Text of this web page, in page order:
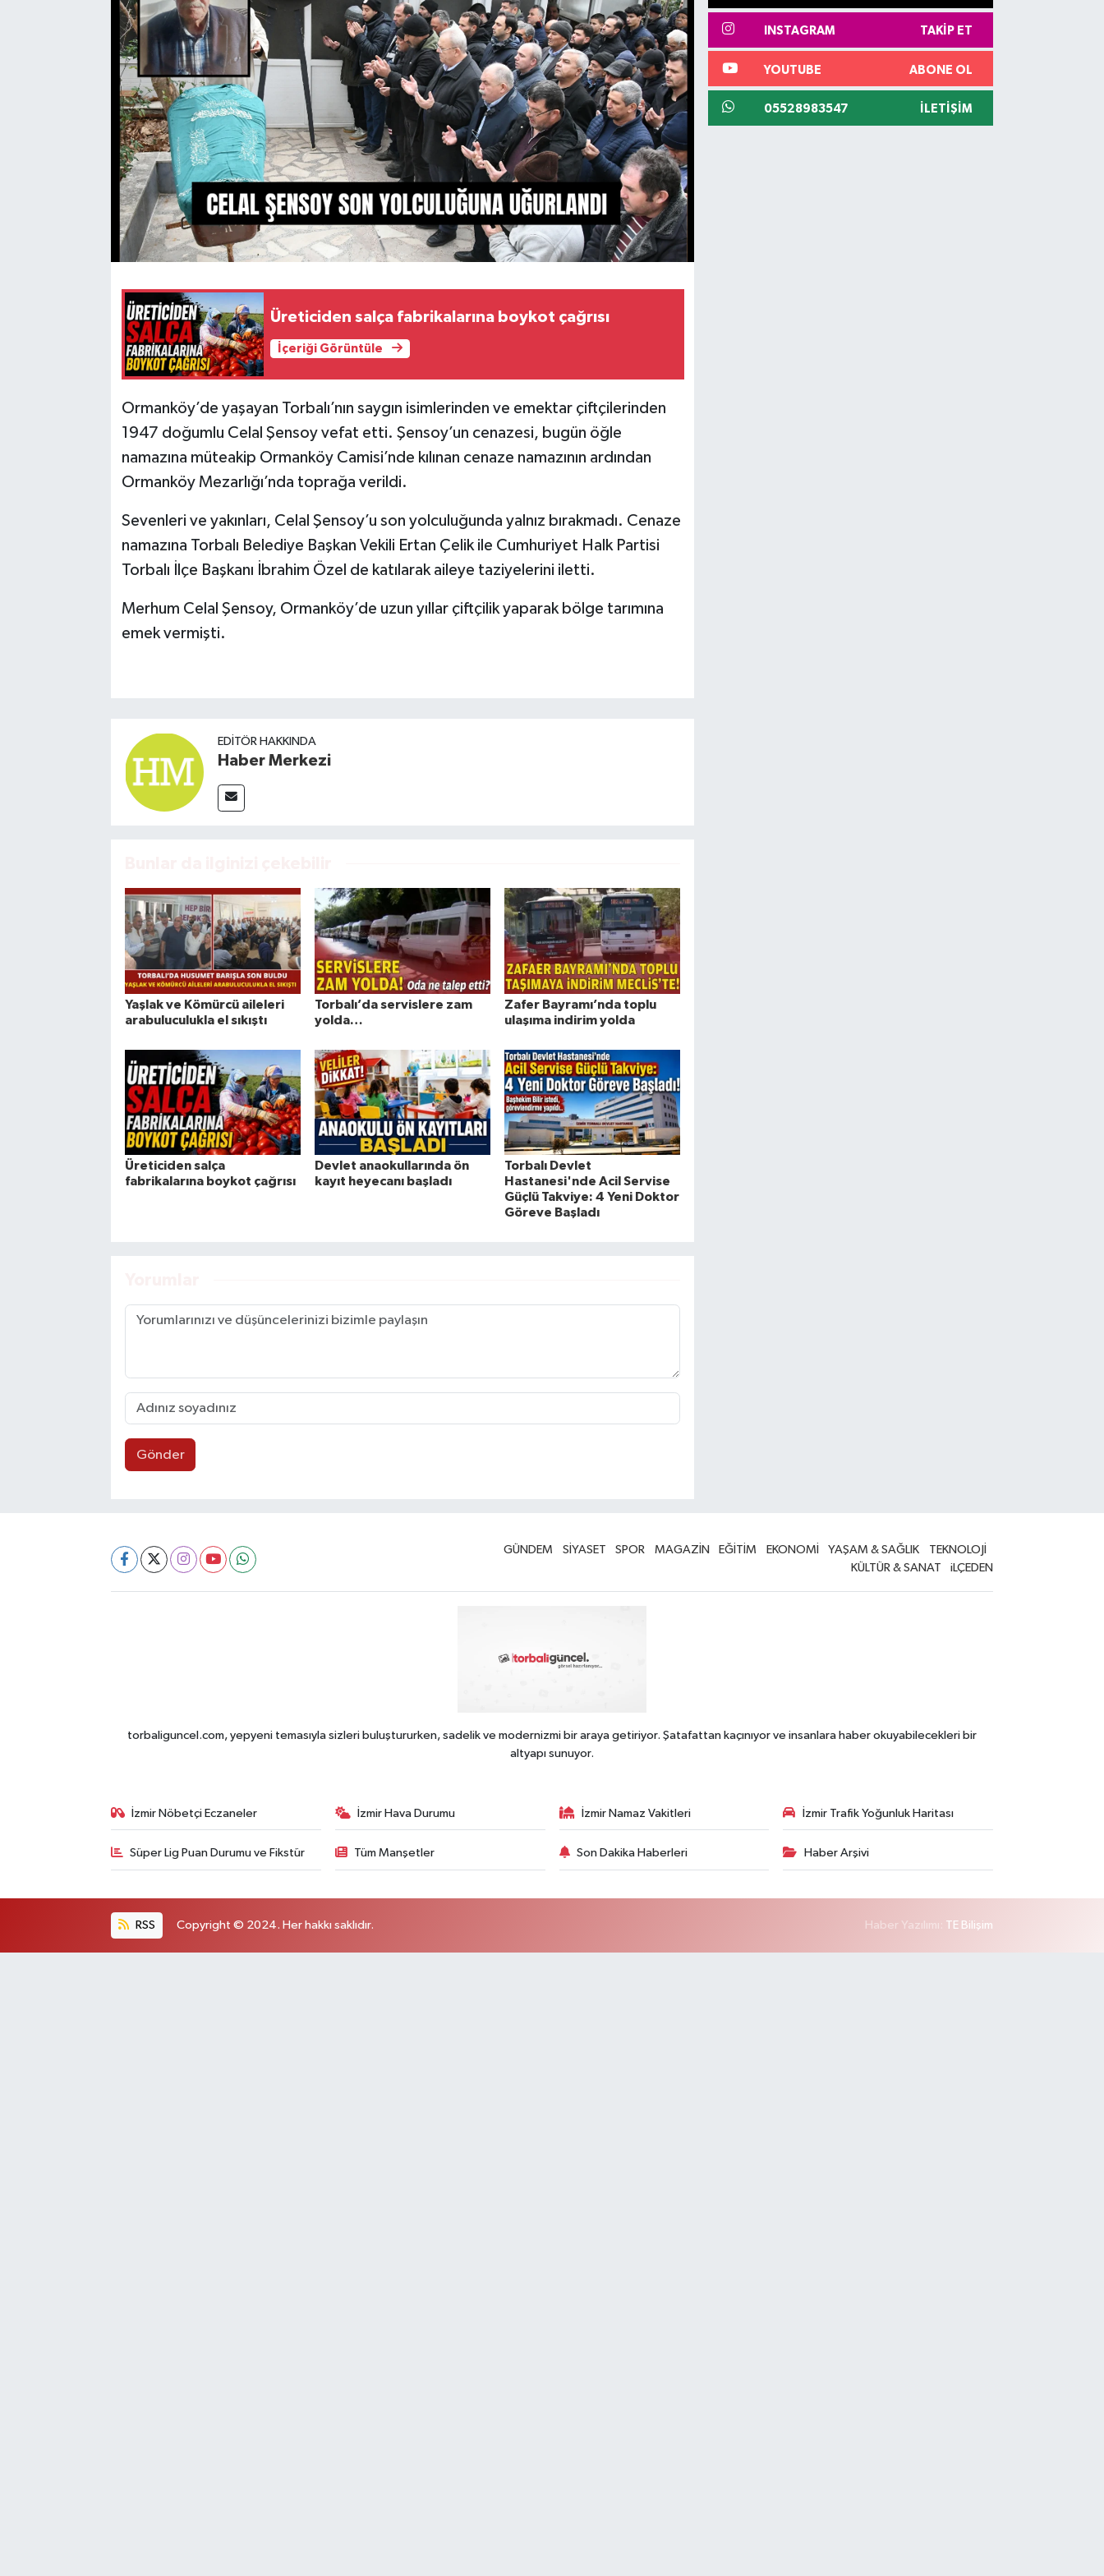
Üreticiden salça fabrikalarına boykot çağrısı
İçeriği Görüntüle
Ormanköy’de yaşayan Torbalı’nın saygın isimlerinden ve emektar çiftçilerinden
1947 doğumlu Celal Şensoy vefat etti. Şensoy’un cenazesi, bugün öğle
namazına müteakip Ormanköy Camisi’nde kılınan cenaze namazının ardından
Ormanköy Mezarlığı’nda toprağa verildi.
Sevenleri ve yakınları, Celal Şensoy’u son yolculuğunda yalnız bırakmadı. Cenaze
namazına Torbalı Belediye Başkan Vekili Ertan Çelik ile Cumhuriyet Halk Partisi
Torbalı İlçe Başkanı İbrahim Özel de katılarak aileye taziyelerini iletti.
Merhum Celal Şensoy, Ormanköy’de uzun yıllar çiftçilik yaparak bölge tarımına
emek vermişti.
EDITÖR HAKKINDA
Haber Merkezi
Yaşlak ve Kömürcü aileleri
arabuluculukla el sıkıştı
Torbalı’da servislere zam
yolda…
Zafer Bayramı’nda toplu
ulaşıma indirim yolda
Üreticiden salça
fabrikalarına boykot çağrısı
Devlet anaokullarında ön
kayıt heyecanı başladı
Torbalı Devlet
Hastanesi'nde Acil Servise
Güçlü Takviye: 4 Yeni Doktor
Göreve Başladı
Gönder
INSTAGRAM TAKIP ET
YOUTUBE ABONE OL
05528983547 İLETIŞIM
GÜNDEM SİYASET SPOR MAGAZİN EĞİTİM EKONOMİ YAŞAM & SAĞLIK
TEKNOLOJİ
KÜLTÜR & SANAT
iLÇEDEN
torbaliguncel.com, yepyeni temasıyla sizleri buluştururken, sadelik ve modernizmi bir araya getiriyor. Şatafattan kaçınıyor ve insanlara haber okuyabilecekleri bir
altyapı sunuyor.
İzmir Nöbetçi Eczaneler İzmir Hava Durumu İzmir Namaz Vakitleri İzmir Trafik Yoğunluk Haritası
Süper Lig Puan Durumu ve Fikstür Tüm Manşetler Son Dakika Haberleri Haber Arşivi
RSS Copyright © 2024. Her hakkı saklıdır. Haber Yazılımı: TE Bilişim